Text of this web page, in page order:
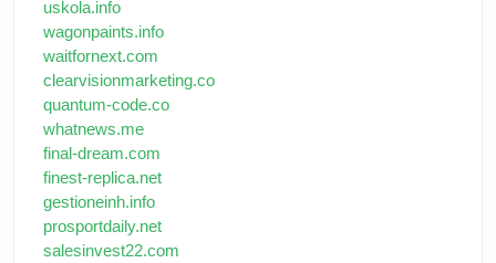
uskola.info
wagonpaints.info
waitfornext.com
clearvisionmarketing.co
quantum-code.co
whatnews.me
final-dream.com
finest-replica.net
gestioneinh.info
prosportdaily.net
salesinvest22.com